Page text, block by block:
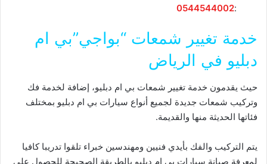
:
0544544002
خدمة تغيير شمعات “بواجي”بي ام
دبليو في الرياض
حيث يقدمون خدمة تغيير شمعات بي ام دبليو، إضافة لخدمة فك
وتركيب شمعات جديدة لجميع أنواع سيارات بي ام دبليو بمختلف
فئاتها الحديثة منها والقديمة.
يتم التركيب والفك بأيدي فنيين ومهندسين خبراء تلقوا تدريبا كافيا
لمعرفة صيانة سيارات بي ام دبليو بالطريقة الصحيحة للحصول على